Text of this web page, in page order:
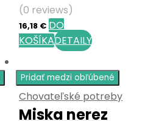
(0 reviews)
16,18 € DO
KOŠÍKADETAILY
Pridať medzi obľúbené
Chovateľské potreby
Miska nerez